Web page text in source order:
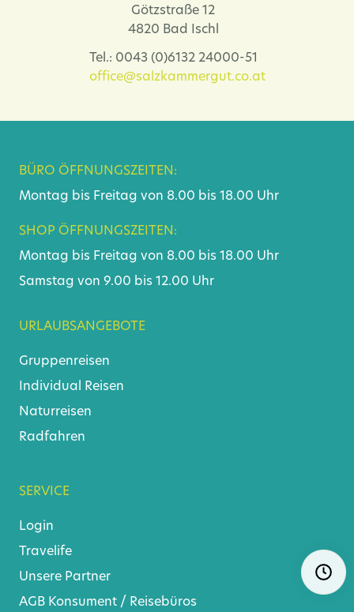
Götzstraße 12
4820 Bad Ischl
Tel.: 0043 (0)6132 24000-51
office@salzkammergut.co.at
BÜRO ÖFFNUNGSZEITEN:
Montag bis Freitag von 8.00 bis 18.00 Uhr
SHOP ÖFFNUNGSZEITEN:
Montag bis Freitag von 8.00 bis 18.00 Uhr
Samstag von 9.00 bis 12.00 Uhr
URLAUBSANGEBOTE
Gruppenreisen
Individual Reisen
Naturreisen
Radfahren
SERVICE
Login
Travelife
Unsere Partner
AGB Konsument / Reisebüros